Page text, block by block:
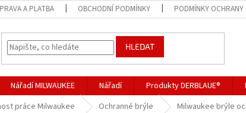
A PLATBA OBCHODNÍ PODMÍNKY PODMÍNKY OCHRANY
HLEDAT
Nářadí MILWAUKEE Nářadí Produkty DERBLAUE®
práce Milwaukee Ochranné brýle Milwaukee brýle